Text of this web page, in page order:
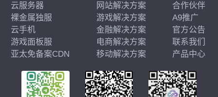
云服务器
裸金属独服
云手机
游戏面板服
亚太免备案CDN
网站解决方案
游戏解决方案
金融解决方案
电商解决方案
移动解决方案
合作伙伴
A9推广
官方公告
联系我们
产品中心